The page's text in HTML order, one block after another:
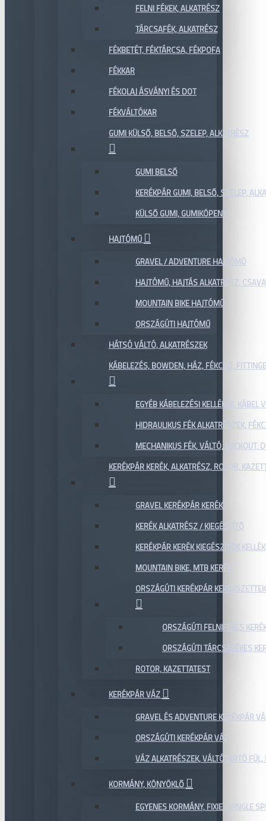
FELNI FÉKEK, ALKATRÉSZ
TÁRCSAFÉK, ALKATRÉSZ
FÉKBETÉT, FÉKTÁRCSA, FÉKPOFA
FÉKKAR
FÉKOLAJ ÁSVÁNYI ÉS DOT
FÉKVÁLTÓKAR
GUMI KÜLSŐ, BELSŐ, SZELEP, ALKATRÉSZ
GUMI BELSŐ
KERÉKPÁR GUMI, BELSŐ, SZELEP,
KÜLSŐ GUMI, GUMIKÖPENY
HAJTÓMŰ
GRAVEL / ADVENTURE HAJTÓMŰ
HAJTÓMŰ, HAJTÁS ALKATRÉSZ,
MOUNTAIN BIKE HAJTÓMŰ
ORSZÁGÚTI HAJTÓMŰ
HÁTSÓ VÁLTÓ, ALKATRÉSZEK
KÁBELEZÉS, BOWDEN, HÁZ, FÉKCSŐ,
EGYÉB KÁBELEZÉSI KELLÉKEK,
HIDRAULIKUS FÉK ALKATRÉSZEK,
MECHANIKUS FÉK, VÁLTÓ, LOCKOUT,
KERÉKPÁR KERÉK, ALKATRÉSZ, ROTOR,
GRAVEL KERÉKPÁR KERÉK
KERÉK ALKATRÉSZ / KIEGÉSZÍTŐ
KERÉKPÁR KERÉK KIEGÉSZÍTŐK
MOUNTAIN BIKE, MTB KERÉK
ORSZÁGÚTI KERÉKPÁR KERÉKSZETTEK
ORSZÁGÚTI FELNIFÉKES
ORSZÁGÚTI TÁRCSAFÉKES
ROTOR, KAZETTATEST
KERÉKPÁR VÁZ
GRAVEL ÉS ADVENTURE KERÉKPÁR
ORSZÁGÚTI KERÉKPÁR VÁZ
VÁZ ALKATRÉSZEK, VÁLTÓTARTÓ FÜL,
KORMÁNY, KÖNYÖKLŐ
EGYENES KORMÁNY, FIXIE / SINGLE